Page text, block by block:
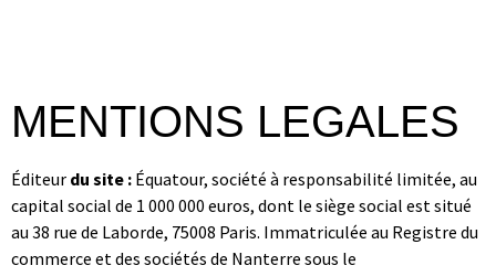
MENTIONS LEGALES
Éditeur du site : Équatour, société à responsabilité limitée, au
capital social de 1 000 000 euros, dont le siège social est situé
au 38 rue de Laborde, 75008 Paris. Immatriculée au Registre du
commerce et des sociétés de Nanterre sous le